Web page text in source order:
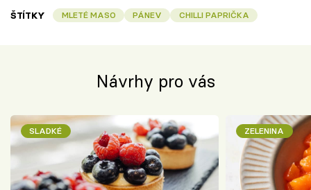
ŠTÍTKY MLETÉ MASO PÁNEV CHILLI PAPRIČKA
Návrhy pro vás
SLADKÉ ZELENINA